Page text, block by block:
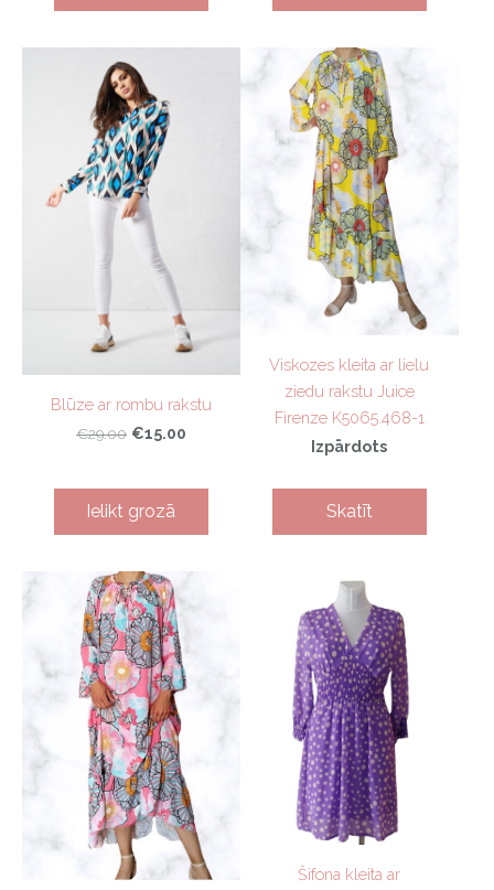
Blūze ar rombu rakstu
€29.00 €15.00
Ielikt grozā
Viskozes kleita ar lielu
ziedu rakstu Juice
Firenze K5065.468-1
Izpārdots
Skatīt
Šifona kleita ar